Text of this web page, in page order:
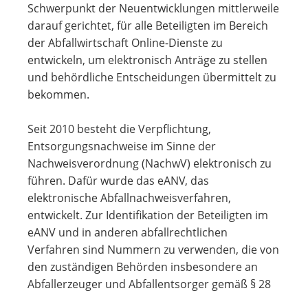
Schwerpunkt der Neuentwicklungen mittlerweile
darauf gerichtet, für alle Beteiligten im Bereich
der Abfallwirtschaft Online-Dienste zu
entwickeln, um elektronisch Anträge zu stellen
und behördliche Entscheidungen übermittelt zu
bekommen.
Seit 2010 besteht die Verpflichtung,
Entsorgungsnachweise im Sinne der
Nachweisverordnung (NachwV) elektronisch zu
führen. Dafür wurde das eANV, das
elektronische Abfallnachweisverfahren,
entwickelt. Zur Identifikation der Beteiligten im
eANV und in anderen abfallrechtlichen
Verfahren sind Nummern zu verwenden, die von
den zuständigen Behörden insbesondere an
Abfallerzeuger und Abfallentsorger gemäß § 28